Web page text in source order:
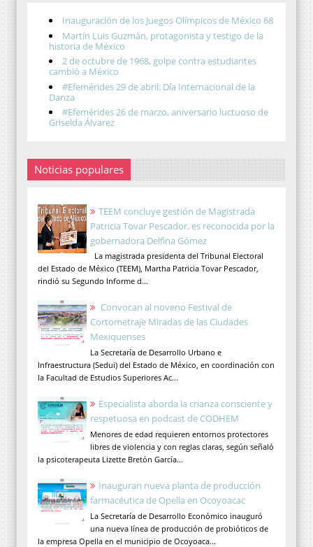
Inauguración de los Juegos Olímpicos de México 68
Martín Luis Guzmán, protagonista y testigo de la
historia de México
2 de octubre de 1968, golpe contra estudiantes
cambió a México
#Efemérides 29 de abril: Día Internacional de la
Danza
#Efemérides 26 de marzo, aniversario luctuoso de
Griselda Álvarez
Noticias populares
TEEM concluye gestión de Magistrada
Patricia Tovar Pescador, es reconocida por la
gobernadora Delfina Gómez
La magistrada presidenta del Tribunal Electoral
del Estado de México (TEEM), Martha Patricia Tovar Pescador,
rindió su Segundo Informe d...
Convocan al noveno Festival de
Cortometraje Miradas de las Ciudades
Mexiquenses
La Secretaría de Desarrollo Urbano e
Infraestructura (Sedui) del Estado de México, en coordinación con
la Facultad de Estudios Superiores Ac...
Especialista aborda la crianza consciente y
respetuosa en podcast de CODHEM
Menores de edad requieren entornos protectores
libres de violencia y con reglas claras, según señaló
la psicoterapeuta Lizette Bretón García...
Inauguran nueva planta de producción
farmacéutica de Opella en Ocoyoacac
La Secretaría de Desarrollo Económico inauguró
una nueva línea de producción de probióticos de
la empresa Opella en el municipio de Ocoyoaca...